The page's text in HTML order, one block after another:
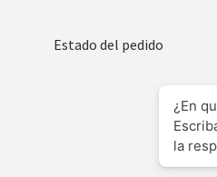
Estado del pedido